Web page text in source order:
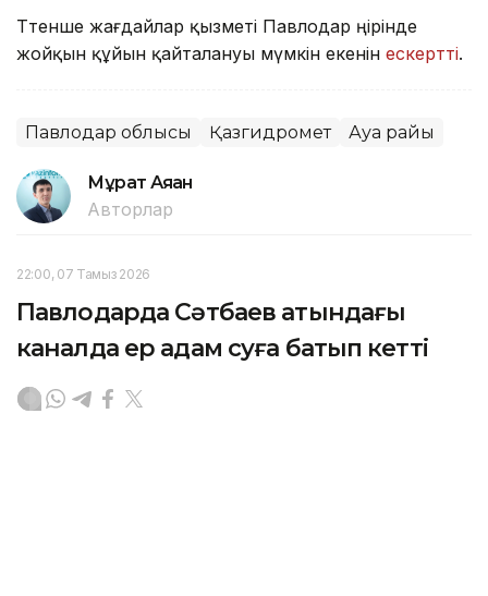
Төтенше жағдайлар қызметі Павлодар өңірінде
жойқын құйын қайталануы мүмкін екенін ескертті.
Павлодар облысы Қазгидромет Ауа райы
Мұрат Аяған
Авторлар
22:00, 07 Тамыз 2026
Павлодарда Сәтбаев атындағы
каналда ер адам суға батып кетті